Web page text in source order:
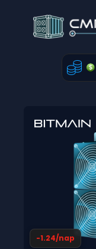
-1.24/nap